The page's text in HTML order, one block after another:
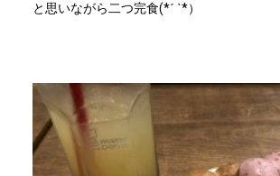
と思いながら二つ完食(*ˊ ˋ*）